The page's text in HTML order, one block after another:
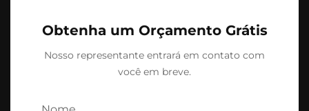
Obtenha um Orçamento Grátis
Nosso representante entrará em contato com
você em breve.